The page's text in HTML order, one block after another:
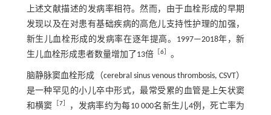
上述文献描述的发病率相符。然而，由于血栓形成的早期
发现以及在对患有基础疾病的高危儿支持性护理的加强，
新生儿血栓形成的发病率在逐年提高。1997—2018年，新
生儿血栓形成患者数量增加了13倍［ 6］ 。
脑静脉窦血栓形成（cerebral sinus venous thrombosis, CSVT）
是一种罕见的小儿卒中形式，最常受累的血管是上矢状窦
和横窦
7］ ，发病率约为每10 000名新生儿4例，死亡率为